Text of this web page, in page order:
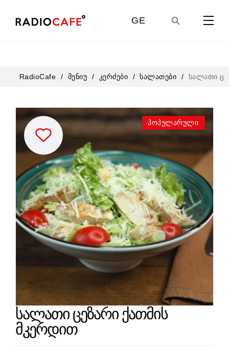
GE
RU
RadioCafe მენიუ კერძები სალათები სალათი
პოპულარული
სალათი ცეზარი ქათმის
მკერდით